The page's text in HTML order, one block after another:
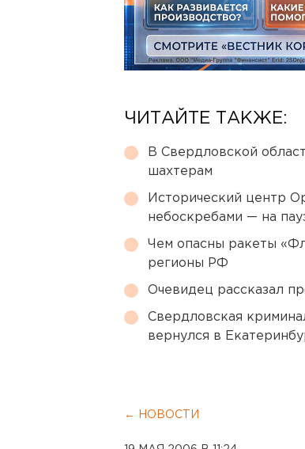
ЧИТАЙТЕ ТАКЖЕ:
В Свердловской
шахтерам
Исторический центр
небоскребами — на
Чем опасны ракеты
регионы РФ
Очевидец рассказал
Свердловская
вернулся в
← НОВОСТИ